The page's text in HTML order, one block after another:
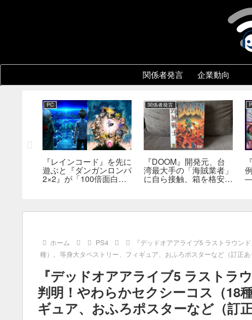
関係者発言 企業動向
PC
『レインコード』を先に
遊ぶと『ダンガンロンパ
2×2』が「100倍面白く
関係者発言
『DOOM』開発元、台
湾最大手の「海賊業者」
に自ら接触、箱を格安で
ホーム PS4
『デッドオアアライブ5 ラストラウン
種）、等身大タペストリー、フィギュア、おふろポスターなど（訂正あ
『デッドオアアライブ5 ラストラ
判明！やわらかセクシーコス（18
ギュア、おふろポスターなど（訂正